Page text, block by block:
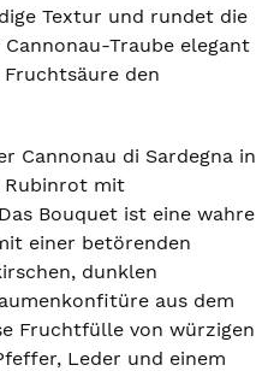
Textur und rundet die
Traube elegant
den
Cannonau di Sardegna in
Rubinrot mit
Bouquet ist eine wahre
einer betörenden
dunklen
aus dem
Fruchtfülle von würzigen
Leder und einem